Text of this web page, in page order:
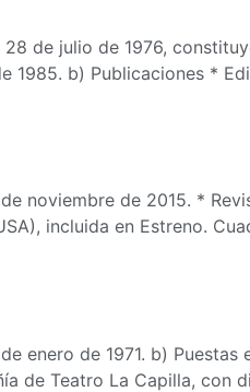
de julio de 1976,
1985. b) Publicaciones *
noviembre de 2015. *
incluida en Estreno.
enero de 1971. b)
de Teatro La Capilla, con